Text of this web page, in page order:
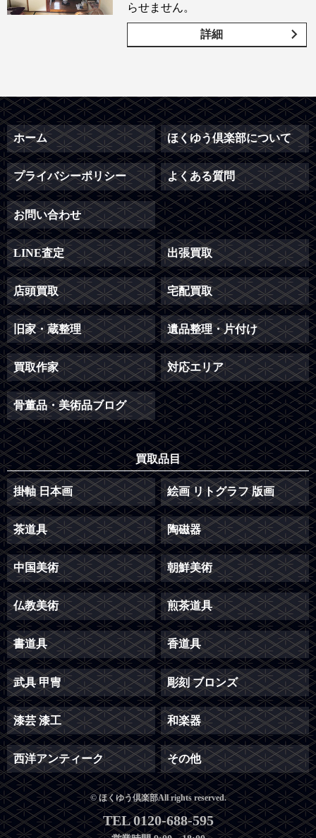
らせません。
詳細
ホーム ほくゆう倶楽部について
プライバシーポリシー よくある質問
お問い合わせ
LINE査定 出張買取
店頭買取 宅配買取
旧家・蔵整理 遺品整理・片付け
買取作家 対応エリア
骨董品・美術品ブログ
買取品目
掛軸 日本画 絵画 リトグラフ 版画
茶道具 陶磁器
中国美術 朝鮮美術
仏教美術 煎茶道具
書道具 香道具
武具 甲冑 彫刻 ブロンズ
漆芸 漆工 和楽器
西洋アンティーク その他
© ほくゆう倶楽部All rights reserved.
TEL 0120-688-595